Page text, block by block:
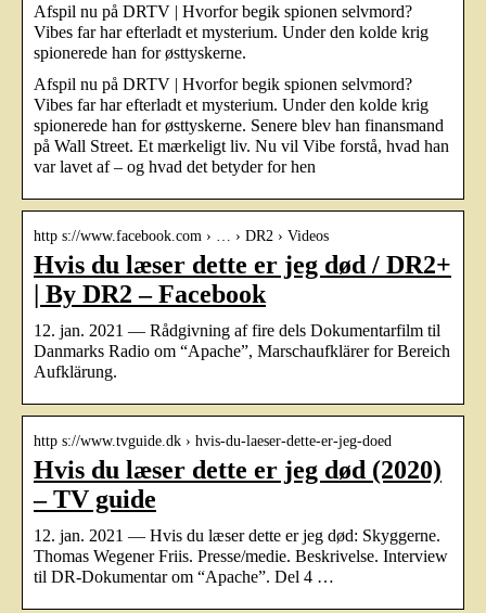
Afspil nu på DRTV | Hvorfor begik spionen selvmord?
Vibes far har efterladt et mysterium. Under den kolde krig
spionerede han for østtyskerne.
Afspil nu på DRTV | Hvorfor begik spionen selvmord?
Vibes far har efterladt et mysterium. Under den kolde krig
spionerede han for østtyskerne. Senere blev han finansmand
på Wall Street. Et mærkeligt liv. Nu vil Vibe forstå, hvad han
var lavet af – og hvad det betyder for hen
http s://www.facebook.com › … › DR2 › Videos
Hvis du læser dette er jeg død / DR2+
| By DR2 – Facebook
12. jan. 2021 — Rådgivning af fire dels Dokumentarfilm til
Danmarks Radio om “Apache”, Marschaufklärer for Bereich
Aufklärung.
http s://www.tvguide.dk › hvis-du-laeser-dette-er-jeg-doed
Hvis du læser dette er jeg død (2020)
– TV guide
12. jan. 2021 — Hvis du læser dette er jeg død: Skyggerne.
Thomas Wegener Friis. Presse/medie. Beskrivelse. Interview
til DR-Dokumentar om “Apache”. Del 4 …